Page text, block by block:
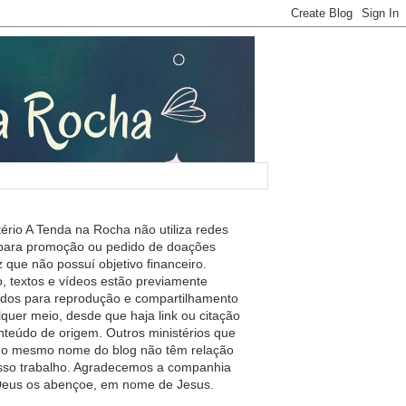
A Tenda na Rocha não utiliza redes
promoção ou pedido de doações
que não possuí objetivo financeiro.
textos e vídeos estão previamente
para reprodução e compartilhamento
meio, desde que haja link ou citação
de origem. Outros ministérios que
mesmo nome do blog não têm relação
trabalho. Agradecemos a companhia
os abençoe, em nome de Jesus.